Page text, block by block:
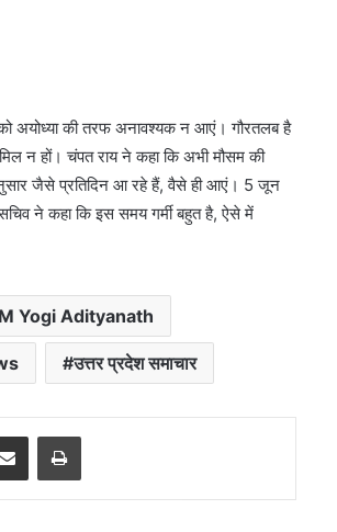
अयोध्या की तरफ अनावश्यक न आएं। गौरतलब है
न हों। चंपत राय ने कहा कि अभी मौसम की
जैसे प्रतिदिन आ रहे हैं, वैसे ही आएं। 5 जून
ने कहा कि इस समय गर्मी बहुत है, ऐसे में
Yogi Adityanath
उत्तर प्रदेश समाचार
Share via Email Print